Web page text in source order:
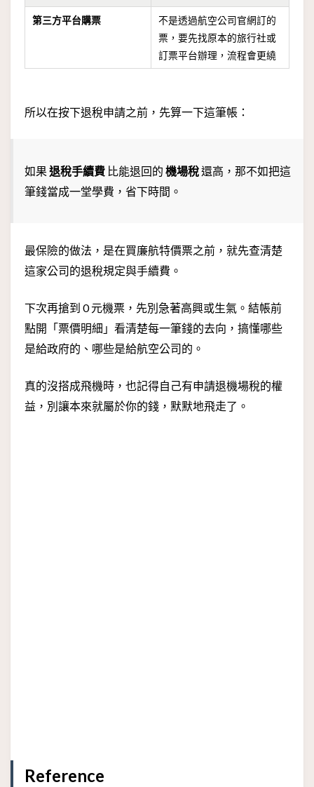
第三方平台購票
不是透過航空公司官網訂的
票，要先找原本的旅行社或
訂票平台辦理，流程會更繞
所以在按下退稅申請之前，先算一下這筆帳：
如果 退稅手續費 比能退回的 機場稅還高，那不如把這
筆錢當成一堂學費，省下時間。
最保險的做法，是在買廉航特價票之前，就先查清楚
這家公司的退稅規定與手續費。
下次再搶到 0 元機票，先別急著高興或生氣。結帳前
點開「票價明細」看清楚每一筆錢的去向，搞懂哪些
是給政府的、哪些是給航空公司的。
真的沒搭成飛機時，也記得自己有申請退機場稅的權
益，別讓本來就屬於你的錢，默默地飛走了。
Reference